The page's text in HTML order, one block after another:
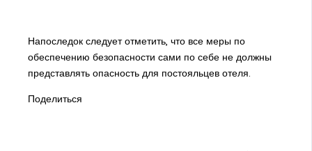
Напоследок следует отметить, что все меры по
обеспечению безопасности сами по себе не должны
представлять опасность для постояльцев отеля.
Поделиться